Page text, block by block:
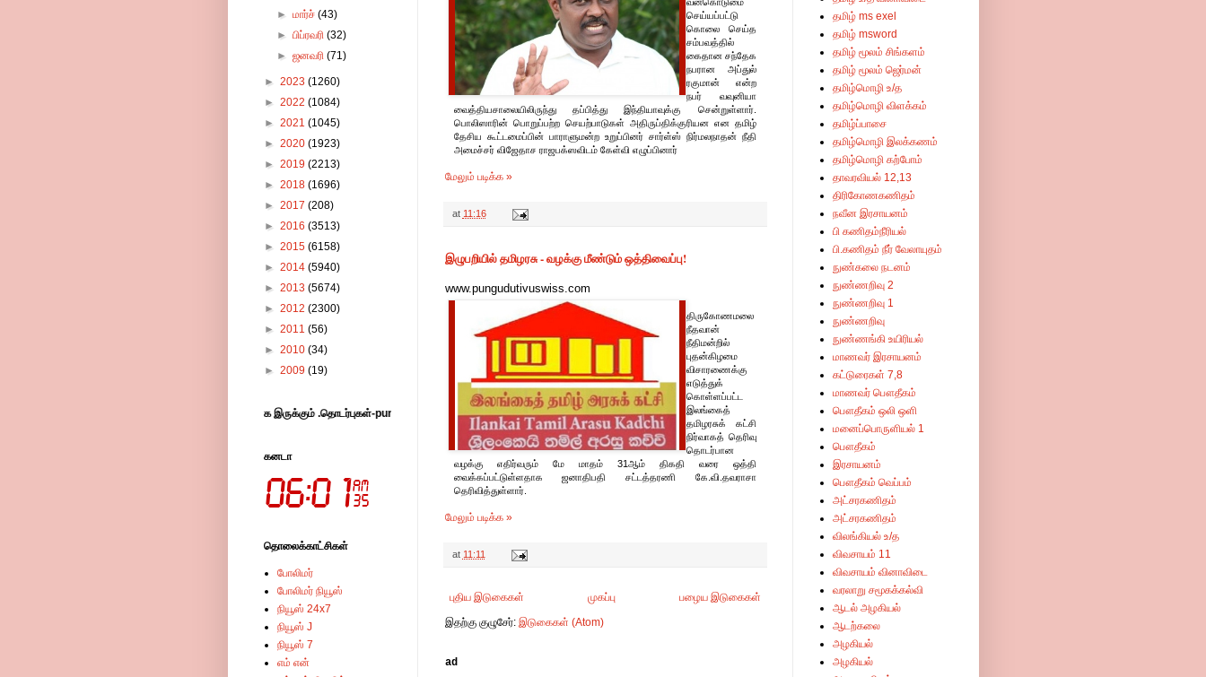
செய்யப்பட்டு
கொலை செய்த
சம்பவத்தில்
கைதான சந்தேக
நபரான அப்துல்
ரகுமான் என்ற
நபர் வவுனியா
வைத்தியசாலையிலிருந்து தப்பித்து இந்தியாவுக்கு சென்றுள்ளார்.
பொலிஸாரின் பொறுப்பற்ற செயற்பாடுகள் அதிருப்திக்குரியன என தமிழ்
தேசிய கூட்டமைப்பின் பாராளுமன்ற உறுப்பினர் சார்ள்ஸ் நிர்மலநாதன் நீதி
அமைச்சர் விஜேதாச ராஜபக்ஸவிடம் கேள்வி எழுப்பினார்
மேலும் படிக்க »
at 11:16
இழுபறியில் தமிழரசு - வழக்கு மீண்டும் ஒத்திவைப்பு!
www.pungudutivuswiss.com
திருகோணமலை
நீதவான்
நீதிமன்றில்
புதன்கிழமை
விசாரணைக்கு
எடுத்துக்
கொள்ளப்பட்ட
இலங்கைத்
தமிழரசுக் கட்சி
நிர்வாகத் தெரிவு
தொடர்பான
வழக்கு எதிர்வரும் மே மாதம் 31ஆம் திகதி வரை ஒத்தி
வைக்கப்பட்டுள்ளதாக ஜனாதிபதி சட்டத்தரணி கே.வி.தவராசா
தெரிவித்துள்ளார்.
மேலும் படிக்க »
at 11:11
புதிய இடுகைகள் பழைய இடுகைகள்
முகப்பு
இதற்கு குழுசேர்: இடுகைகள் (Atom)
ad
► மார்ச் (43)
► பிப்ரவரி (32)
► ஜனவரி (71)
► 2023 (1260)
► 2022 (1084)
► 2021 (1045)
► 2020 (1923)
► 2019 (2213)
► 2018 (1696)
► 2017 (208)
► 2016 (3513)
► 2015 (6158)
► 2014 (5940)
► 2013 (5674)
► 2012 (2300)
► 2011 (56)
► 2010 (34)
► 2009 (19)
விட்டு சென்றால் எங்களுக்கு ஆதரவாக இருக்கும் .தொடர்புகள்-pungudutivu1@gmail.com
கனடா
தொலைக்காட்சிகள்
போலிமர்
போலிமர் நியூஸ்
நியூஸ் 24x7
நியூஸ் J
நியூஸ் 7
எம் என்
தமிழ் ms exel
தமிழ் msword
தமிழ் மூலம் சிங்களம்
தமிழ் மூலம் ஜெர்மன்
தமிழ்மொழி உ/த
தமிழ்மொழி விளக்கம்
தமிழ்ப்பாசை
தமிழ்மொழி இலக்கணம்
தமிழ்மொழி கற்போம்
தாவரவியல் 12,13
திரிகோணகணிதம்
நவீன இரசாயனம்
பி கணிதம்நீரியல்
பி.கணிதம் நீர் வேலாயுதம்
நுண்கலை நடனம்
நுண்ணறிவு 2
நுண்ணறிவு 1
நுண்ணறிவு
நுண்ணங்கி உயிரியல்
மாணவர் இரசாயனம்
கட்டுரைகள் 7,8
மாணவர் பௌதீகம்
பௌதீகம் ஒலி ஒளி
மனைப்பொருளியல் 1
பௌதீகம்
இரசாயனம்
பௌதீகம் வெப்பம்
அட்சரகணிதம்
அட்சரகணிதம்
விலங்கியல் உ/த
விவசாயம் 11
விவசாயம் வினாவிடை
வரலாறு சமூகக்கல்வி
ஆடல் அழகியல்
ஆடற்கலை
அழகியல்
அழகியல்